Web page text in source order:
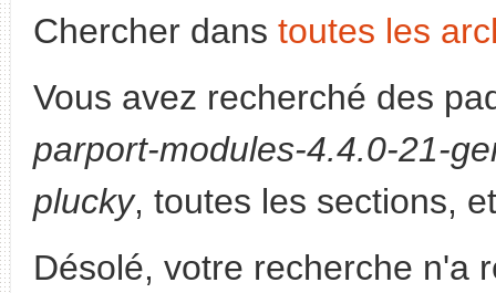
Chercher dans toutes les
Vous avez recherché des
parport-modules-4.4.0-21-
plucky, toutes les sections,
Désolé, votre recherche n'a